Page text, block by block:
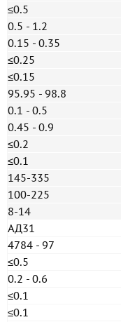
≤0.5
0.5 - 1.2
0.15 - 0.35
≤0.25
≤0.15
95.95 - 98.8
0.1 - 0.5
0.45 - 0.9
≤0.2
≤0.1
145-335
100-225
8-14
АД31
4784 - 97
≤0.5
0.2 - 0.6
≤0.1
≤0.1